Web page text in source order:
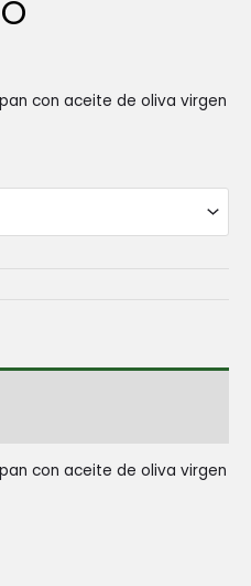
con aceite de oliva virgen
con aceite de oliva virgen